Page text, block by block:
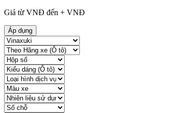
Giá từ VNĐ đến + VNĐ
Áp dụng